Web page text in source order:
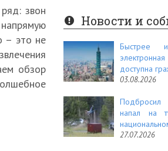
звон
– это не
обзор
er
es
t
e
d
Новости и
Быстрее
доступна
03.08.2026
Подбросил
напал на
27.07.2026